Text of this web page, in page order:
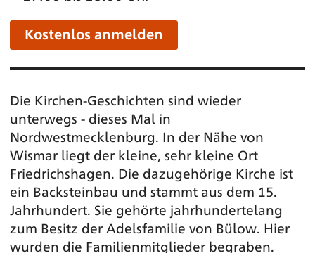
Kostenlos anmelden
Die Kirchen-Geschichten sind wieder
unterwegs - dieses Mal in
Nordwestmecklenburg. In der Nähe von
Wismar liegt der kleine, sehr kleine Ort
Friedrichshagen. Die dazugehörige Kirche ist
ein Backsteinbau und stammt aus dem 15.
Jahrhundert. Sie gehörte jahrhundertelang
zum Besitz der Adelsfamilie von Bülow. Hier
wurden die Familienmitglieder begraben.